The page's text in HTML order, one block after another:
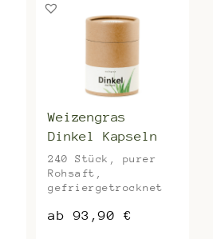
Weizengras
Dinkel Kapseln
240 Stück, purer
Rohsaft,
gefriergetrocknet
ab93,90 €